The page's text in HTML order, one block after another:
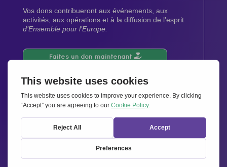
Vos dons contribueront aux événements, aux
activités, aux opérations et à la diffusion de l’esprit
d’Ensemble pour l’Europe.
Faites un don maintenant
Newsletter
Restez au courant de toutes les dernières nouvelles
de notre réseau.
Abonnez-vous maintenant